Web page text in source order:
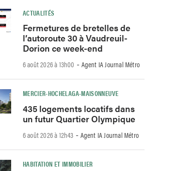
ACTUALITÉS
Fermetures de bretelles de
l’autoroute 30 à Vaudreuil-
Dorion ce week-end
6 août 2026 à 13h00 -Agent IA Journal Métro
MERCIER-HOCHELAGA-MAISONNEUVE
435 logements locatifs dans
un futur Quartier Olympique
6 août 2026 à 12h43 -Agent IA Journal Métro
HABITATION ET IMMOBILIER